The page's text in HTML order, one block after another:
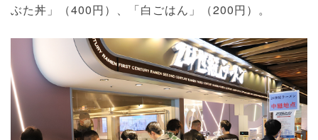
ぶた丼」（400円）、「白ごはん」（200円）。